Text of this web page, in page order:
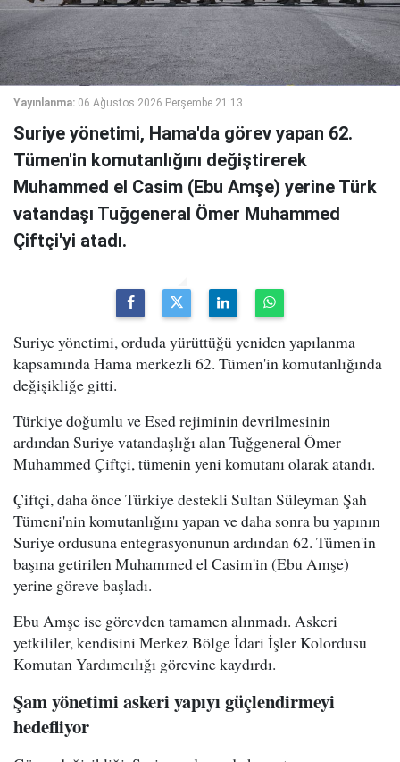
Yayınlanma: 06 Ağustos 2026 Perşembe 21:13
Suriye yönetimi, Hama'da görev yapan 62.
Tümen'in komutanlığını değiştirerek
Muhammed el Casim (Ebu Amşe) yerine Türk
vatandaşı Tuğgeneral Ömer Muhammed
Çiftçi'yi atadı.
Suriye yönetimi, orduda yürüttüğü yeniden yapılanma
kapsamında Hama merkezli 62. Tümen'in komutanlığında
değişikliğe gitti.
Türkiye doğumlu ve Esed rejiminin devrilmesinin
ardından Suriye vatandaşlığı alan Tuğgeneral Ömer
Muhammed Çiftçi, tümenin yeni komutanı olarak atandı.
Çiftçi, daha önce Türkiye destekli Sultan Süleyman Şah
Tümeni'nin komutanlığını yapan ve daha sonra bu yapının
Suriye ordusuna entegrasyonunun ardından 62. Tümen'in
başına getirilen Muhammed el Casim'in (Ebu Amşe)
yerine göreve başladı.
Ebu Amşe ise görevden tamamen alınmadı. Askeri
yetkililer, kendisini Merkez Bölge İdari İşler Kolordusu
Komutan Yardımcılığı görevine kaydırdı.
Şam yönetimi askeri yapıyı güçlendirmeyi
hedefliyor